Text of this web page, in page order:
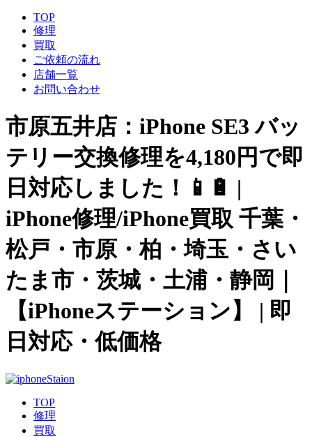
TOP
修理
買取
ご依頼の流れ
店舗一覧
お問い合わせ
市原五井店：iPhone SE3 バッ
テリー交換修理を4,180円で即
日対応しました！📱🔋 |
iPhone修理/iPhone買取 千葉・
松戸・市原・柏・埼玉・さい
たま市・茨城・土浦・静岡｜
【iPhoneステーション】 | 即
日対応・低価格
TOP
修理
買取